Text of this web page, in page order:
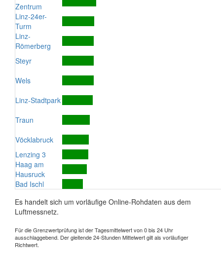
Zentrum
Linz-24er-
Turm
Linz-
Römerberg
Steyr
Wels
Linz-Stadtpark
Traun
Vöcklabruck
Lenzing 3
Haag am
Hausruck
Bad Ischl
Es handelt sich um vorläufige Online-Rohdaten aus dem
Luftmessnetz.
Für die Grenzwertprüfung ist der Tagesmittelwert von 0 bis 24 Uhr
ausschlaggebend. Der gleitende 24-Stunden Mittelwert gilt als vorläufiger
Richtwert.